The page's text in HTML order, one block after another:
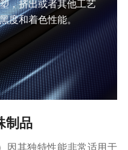
，挤出或者其他工艺
度和着色性能。
制品
因其独特性能非常适用于